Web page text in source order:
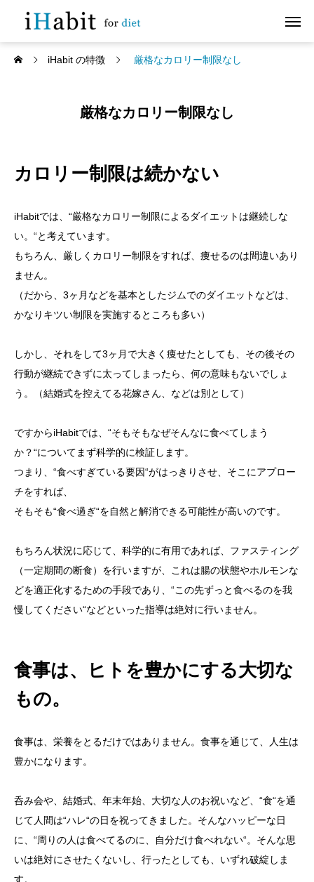
iHabit の特徴 厳格なカロリー制限なし
厳格なカロリー制限なし
カロリー制限は続かない
iHabitでは、“厳格なカロリー制限によるダイエットは継続しな
い。“と考えています。
もちろん、厳しくカロリー制限をすれば、痩せるのは間違いあり
ません。
（だから、3ヶ月などを基本としたジムでのダイエットなどは、
かなりキツい制限を実施するところも多い）
しかし、それをして3ヶ月で大きく痩せたとしても、その後その
行動が継続できずに太ってしまったら、何の意味もないでしょ
う。（結婚式を控えてる花嫁さん、などは別として）
ですからiHabitでは、“そもそもなぜそんなに食べてしまう
か？“についてまず科学的に検証します。
つまり、“食べすぎている要因“がはっきりさせ、そこにアプロー
チをすれば、
そもそも“食べ過ぎ“を自然と解消できる可能性が高いのです。
もちろん状況に応じて、科学的に有用であれば、ファスティング
（一定期間の断食）を行いますが、これは腸の状態やホルモンな
どを適正化するための手段であり、“この先ずっと食べるのを我
慢してください“などといった指導は絶対に行いません。
食事は、ヒトを豊かにする大切な
もの。
食事は、栄養をとるだけではありません。食事を通じて、人生は
豊かになります。
呑み会や、結婚式、年末年始、大切な人のお祝いなど、“食“を通
じて人間は“ハレ“の日を祝ってきました。そんなハッピーな日
に、“周りの人は食べてるのに、自分だけ食べれない“。そんな思
いは絶対にさせたくないし、行ったとしても、いずれ破綻しま
す。